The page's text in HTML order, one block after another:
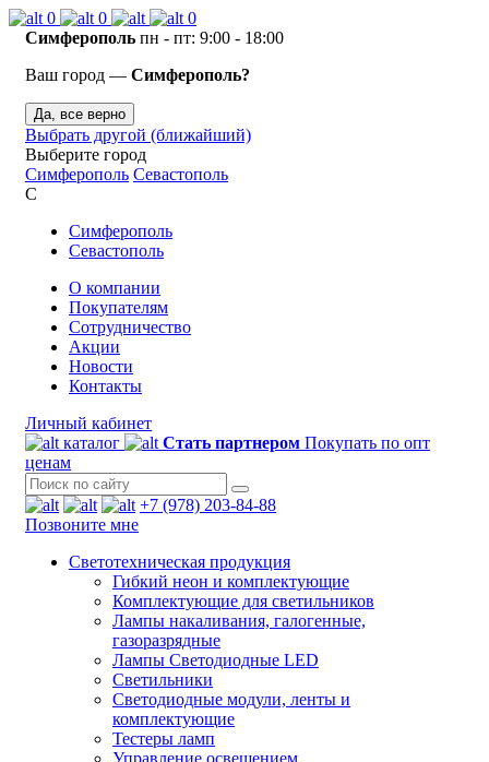
0 0
0
Симферополь пн - пт: 9:00 - 18:00
Ваш город — Симферополь?
Да, все верно
Выбрать другой (ближайший)
Выберите город
Симферополь Севастополь
С
Симферополь
Севастополь
О компании
Покупателям
Сотрудничество
Акции
Новости
Контакты
Личный кабинет
каталог
Стать партнером Покупать по опт
ценам
+7 (978) 203-84-88
Позвоните мне
Светотехническая продукция
Гибкий неон и комплектующие
Комплектующие для светильников
Лампы накаливания, галогенные,
газоразрядные
Лампы Светодиодные LED
Светильники
Светодиодные модули, ленты и
комплектующие
Тестеры ламп
Управление освещением